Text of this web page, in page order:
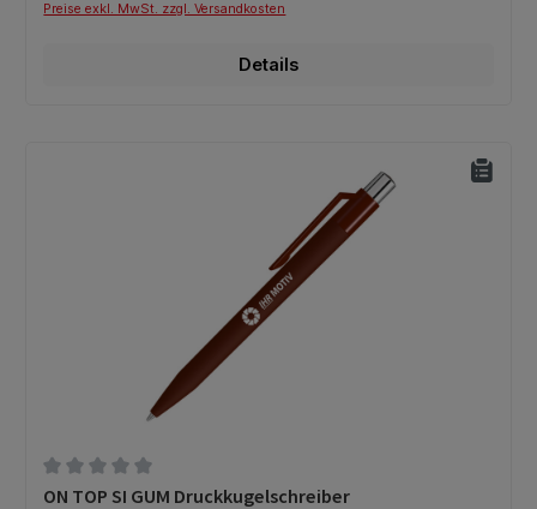
Preise exkl. MwSt. zzgl. Versandkosten
Details
Durchschnittliche Bewertung von 0 von 5 Sternen
ON TOP SI GUM Druckkugelschreiber